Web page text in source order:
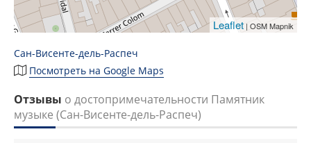
Leaflet | OSM Mapnik
Сан-Висенте-дель-Распеч
Посмотреть на Google Maps
Отзывы о достопримечательности Памятник
музыке (Сан-Висенте-дель-Распеч)